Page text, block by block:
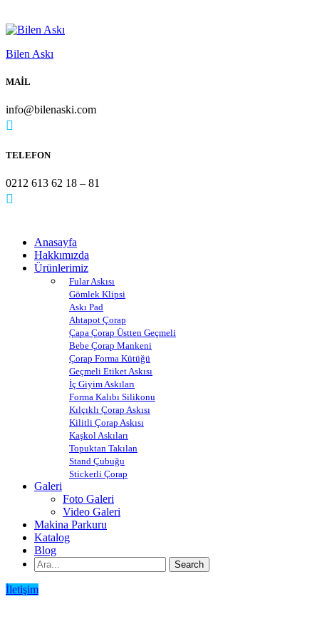
Bilen Askı
MAİL
info@bilenaski.com
TELEFON
0212 613 62 18 – 81
Anasayfa
Hakkımızda
Ürünlerimiz
Fular Askısı
Gömlek Klipsi
Askı Pad
Ahtapot Çorap
Çapa Çorap Üstten Geçmeli
Bebe Çorap Mankeni
Çorap Forma Kütüğü
Geçmeli Etiket Askısı
İç Giyim Askıları
Forma Kalıbı Silikonu
Kılçıklı Çorap Askısı
Kilitli Çorap Askısı
Kaşkol Askıları
Topuktan Takılan
Stand Çubuğu
Stickerli Çorap
Galeri
Foto Galeri
Video Galeri
Makina Parkuru
Katalog
Blog
İletişim